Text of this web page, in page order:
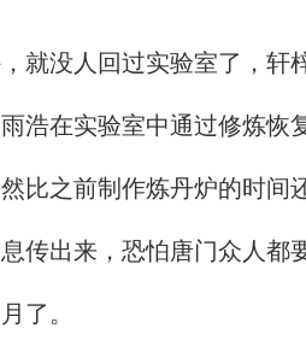
没人回过实验室了，轩
在实验室中通过修炼恢
之前制作炼丹炉的时间
出来，恐怕唐门众人都
了。